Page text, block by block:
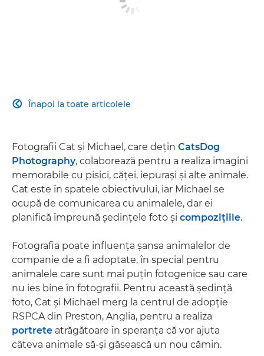
Înapoi la toate articolele

Fotografii Cat şi Michael, care deţin CatsDog
Photography, colaborează pentru a realiza imagini
memorabile cu pisici, căţei, iepuraşi şi alte animale.
Cat este în spatele obiectivului, iar Michael se
ocupă de comunicarea cu animalele, dar ei
planifică împreună şedinţele foto şi compoziţiile.
Fotografia poate influenţa şansa animalelor de
companie de a fi adoptate, în special pentru
animalele care sunt mai puţin fotogenice sau care
nu ies bine în fotografii. Pentru această şedinţă
foto, Cat şi Michael merg la centrul de adopţie
RSPCA din Preston, Anglia, pentru a realiza
portrete atrăgătoare în speranţa că vor ajuta
câteva animale să-şi găsească un nou cămin.